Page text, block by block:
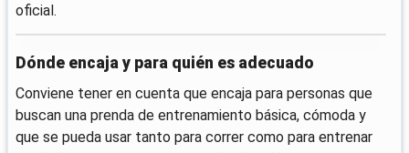
oficial.
Dónde encaja y para quién es adecuado
Conviene tener en cuenta que encaja para personas que
buscan una prenda de entrenamiento básica, cómoda y
que se pueda usar tanto para correr como para entrenar